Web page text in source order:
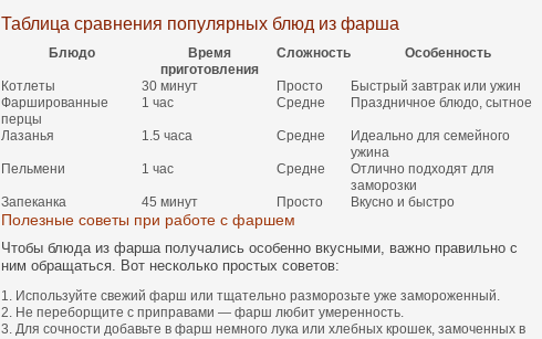
Таблица сравнения популярных блюд из фарша
Блюдо
Время
приготовления
Сложность Особенность
Котлеты 30 минут Просто
Быстрый завтрак или ужин
Фаршированные
перцы
1 час Средне Праздничное блюдо, сытное
Лазанья 1.5 часа Средне
Идеально для семейного
ужина
Пельмени
1 час Средне
Отлично подходят для
заморозки
Запеканка
45 минут Просто Вкусно и быстро
Полезные советы при работе с фаршем
Чтобы блюда из фарша получались особенно вкусными, важно правильно с
ним обращаться. Вот несколько простых советов:
Используйте свежий фарш или тщательно разморозьте уже замороженный.
Не переборщите с приправами — фарш любит умеренность.
Для сочности добавьте в фарш немного лука или хлебных крошек, замоченных в